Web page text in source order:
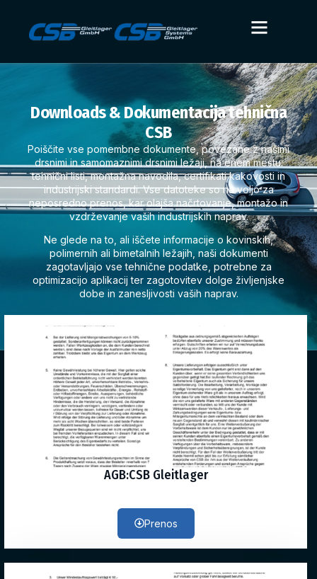
Downloads & Dokumentacija tehnična
CSB
Poiščite vse pomembne dokumente, povezane z našimi
drsnimi in samomaznimi drsnimi ležaji, na enem mestu:
tehnični listi, montažna navodila, certifikati kakovosti in
industrijski standardi. Vse datoteke so na voljo za
neposredno prenos, kar olajša načrtovanje, montažo in
vzdrževanje vaših industrijskih naprav.
Ne glede na to, ali iščete informacije o kovinskih,
polimernih ali bimetalnih ležajih, naši dokumenti
zagotavljajo vse tehnične podatke, potrebne za
optimizacijo aplikacij ter zagotovitev dolge življenjske
dobe in zanesljivosti vaših naprav.
AGB:CSB Gleitlager
Prenos